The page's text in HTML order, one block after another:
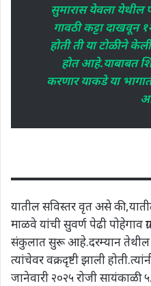
सुमारास येवला येथील
गावठी कट्टा दाखवून
होती ती या टोळीने
होत आहे.याबाबत
करणार याकडे या
यातील सविस्तर वृत असे
माळवे यांची सुवर्ण पेढी पोहेगाव
संकुलात सुरू आहे.दरम्यान तेथील
त्यांचेवर वक्रदृष्टी झाली
जानेवारी २०२५ रोजी सायंकाळी